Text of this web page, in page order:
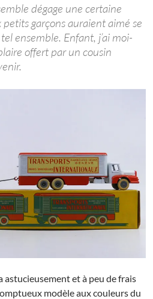
dégage une certaine
garçons auraient aimé se
ensemble. Enfant, j’ai moi-
offert par un cousin
astucieusement et à peu de frais
modèle aux couleurs du